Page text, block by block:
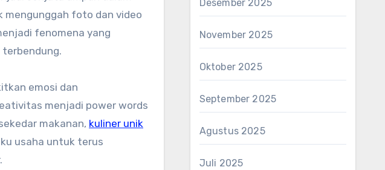
mengunggah foto dan video
fenomena yang
emosi dan
menjadi power words
makanan, kuliner unik
usaha untuk terus
Desember 2025
November 2025
Oktober 2025
September 2025
Agustus 2025
Juli 2025